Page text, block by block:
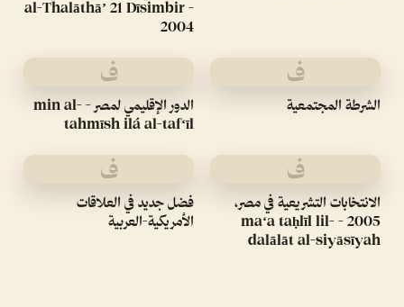
- al-Thalāthāʼ 21 Dīsimbir
2004
ف
الشرطة المجتمعية
ف
الدور الإقليمي لمصر - min al-
tahmīsh ilá al-tafʻīl
ف
الانتخابات التشريعية في مصر،
2005 - maʻa taḥlīl lil-
dalālāt al-siyāsīyah
ف
فضل جديد في العلاقات
الأمريكية-العربية